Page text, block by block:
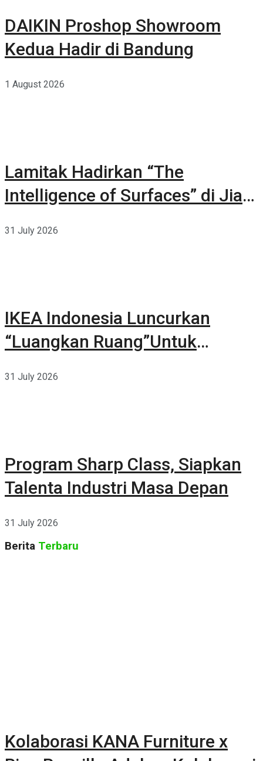
DAIKIN Proshop Showroom
Kedua Hadir di Bandung
1 August 2026
Lamitak Hadirkan “The
Intelligence of Surfaces” di Jia
31 July 2026
IKEA Indonesia Luncurkan
“Luangkan Ruang”Untuk
31 July 2026
Program Sharp Class, Siapkan
Talenta Industri Masa Depan
31 July 2026
Berita Terbaru
Kolaborasi KANA Furniture x